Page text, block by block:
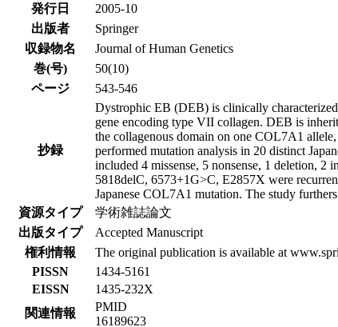
発行日
2005-10
出版者
Springer
収録物名
Journal of Human Genetics
巻(号)
50(10)
ページ
543-546
抄録
Dystrophic EB (DEB) is clinically
gene encoding type VII collagen. DEB is
the collagenous domain on one COL7A1
performed mutation analysis in 20 distinct
included 4 missense, 5 nonsense, 1 deletion,
5818delC, 6573+1G>C, E2857X were
Japanese COL7A1 mutation. The study
資源タイプ
学術雑誌論文
出版タイプ
Accepted Manuscript
権利情報
The original publication is available at
PISSN
1434-5161
EISSN
1435-232X
関連情報
PMID
16189623